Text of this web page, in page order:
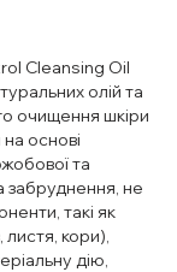
Cleansing Oil
олій та
очищення шкіри
основі
та
забруднення, не
такі як
листя, кори),
дію,